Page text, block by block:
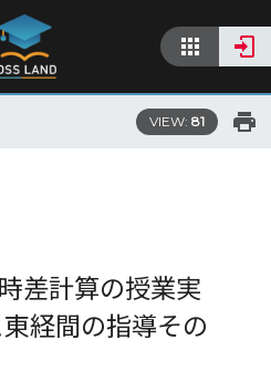
VIEW: 81
差計算の授業実
経間の指導その